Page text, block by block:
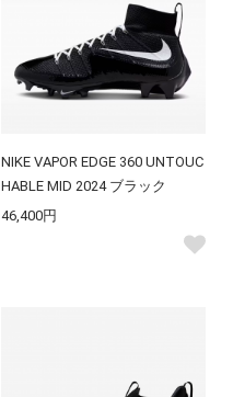
NIKE VAPOR EDGE 360 UNTOUC
HABLE MID 2024 ブラック
46,400円